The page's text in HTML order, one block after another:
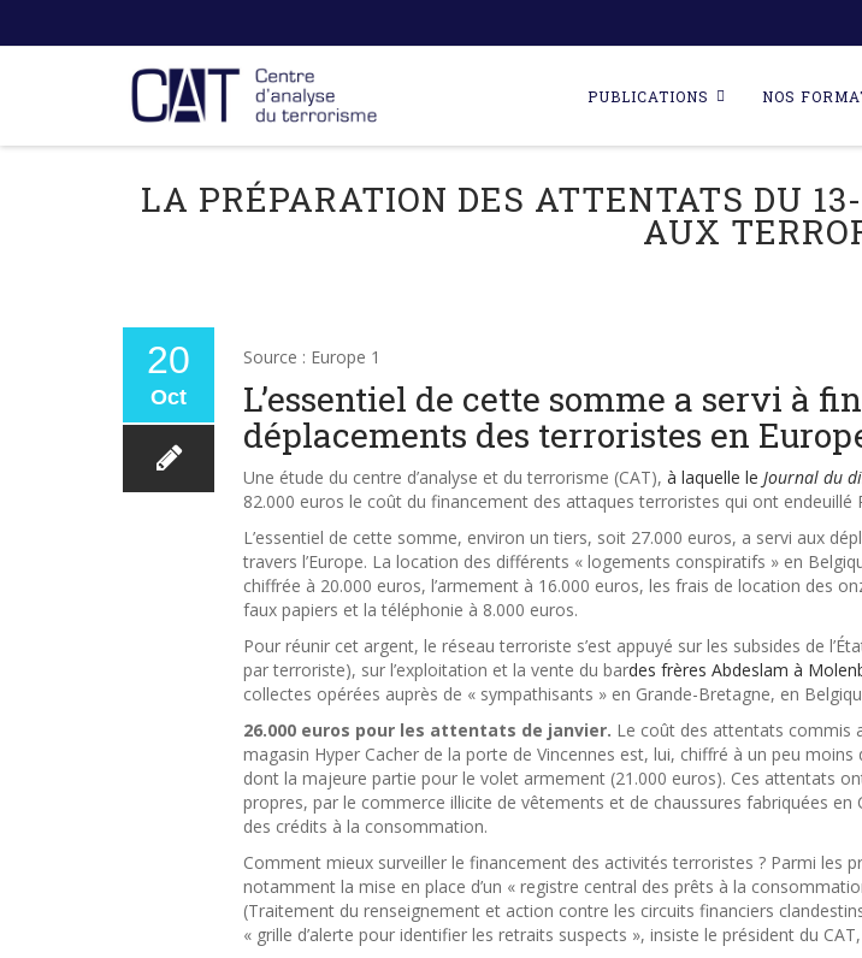
content
PUBLICATIONS NOS
LA PRÉPARATION DES ATTENTATS DU
AUX
20
Oct
Source : Europe 1
L’essentiel de cette somme a servi à
déplacements des terroristes en
Une étude du centre d’analyse et du terrorisme (CAT), à laquelle le Journal du
82.000 euros le coût du financement des attaques terroristes qui ont endeuillé
L’essentiel de cette somme, environ un tiers, soit 27.000 euros, a servi aux
travers l’Europe. La location des différents « logements conspiratifs » en
chiffrée à 20.000 euros, l’armement à 16.000 euros, les frais de location des
faux papiers et la téléphonie à 8.000 euros.
Pour réunir cet argent, le réseau terroriste s’est appuyé sur les subsides de
par terroriste), sur l’exploitation et la vente du bardes frères Abdeslam à
collectes opérées auprès de « sympathisants » en Grande-Bretagne, en
26.000 euros pour les attentats de janvier. Le coût des attentats commis
magasin Hyper Cacher de la porte de Vincennes est, lui, chiffré à un peu moins
dont la majeure partie pour le volet armement (21.000 euros). Ces attentats
propres, par le commerce illicite de vêtements et de chaussures fabriquées en
des crédits à la consommation.
Comment mieux surveiller le financement des activités terroristes ? Parmi les
notamment la mise en place d’un « registre central des prêts à la
(Traitement du renseignement et action contre les circuits financiers
« grille d’alerte pour identifier les retraits suspects », insiste le président du